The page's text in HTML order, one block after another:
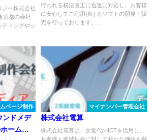
ジー株式会社
京都の会社
ティングやシ
行われる税法改正に迅速に対応し、お客様
に安心してご利用頂けるソフトの開発・販
売を行っております。...
ページ制作
ンドメデ
ームペ
マイナンバー管理会社
株式会社電算
株式会社電算は、次世代のICTを活用し、